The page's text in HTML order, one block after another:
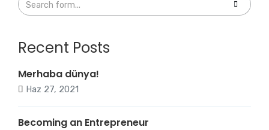
Recent Posts
Merhaba dünya!
Haz 27, 2021
Becoming an Entrepreneur